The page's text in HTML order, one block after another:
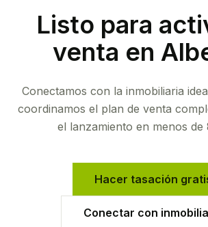
Listo para
venta en
Conectamos con la inmobiliaria
coordinamos el plan de venta
el lanzamiento en menos de
Hacer tasación
Conectar con